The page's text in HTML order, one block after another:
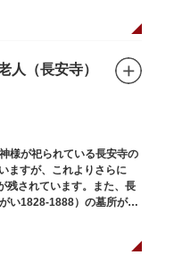
（長安寺）
様が祀られている長安寺の
ますが、これよりさらに
残されています。また、長
い1828-1888）の墓所があ